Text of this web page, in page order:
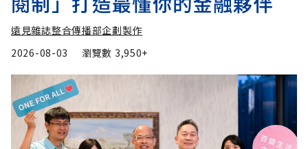
遠見雜誌整合傳播部企劃製作
2026-08-03
瀏覽數 3,950+